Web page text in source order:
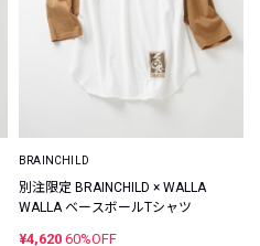
BRAINCHILD
別注限定 BRAINCHILD × WALLA
WALLA ベースボールTシャツ
¥4,620 60%OFF